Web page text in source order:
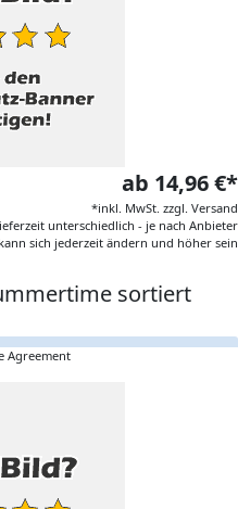
ab 14,96 €*
*inkl. MwSt. zzgl. Versand
unterschiedlich - je nach Anbieter
sich jederzeit ändern und höher sein
sortiert
Agreement